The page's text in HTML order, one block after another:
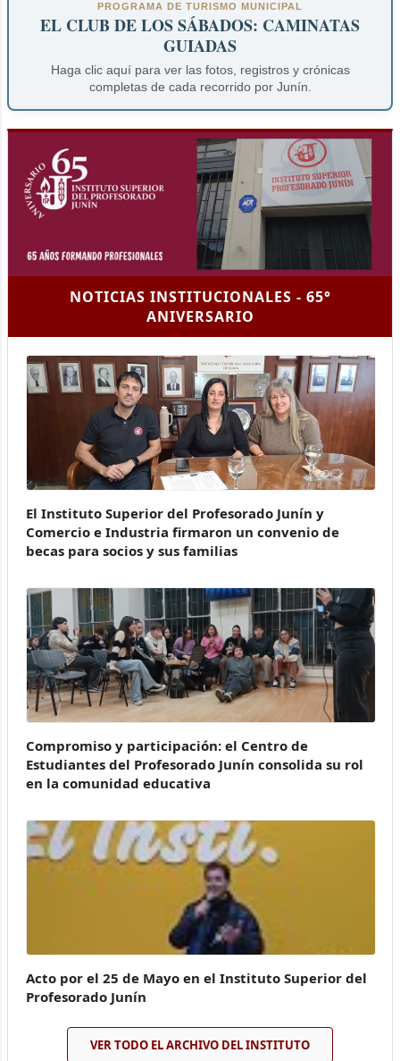
PROGRAMA DE TURISMO MUNICIPAL
EL CLUB DE LOS SÁBADOS: CAMINATAS
GUIADAS
Haga clic aquí para ver las fotos, registros y crónicas
completas de cada recorrido por Junín.
NOTICIAS INSTITUCIONALES - 65°
ANIVERSARIO
El Instituto Superior del Profesorado Junín y
Comercio e Industria firmaron un convenio de
becas para socios y sus familias
Compromiso y participación: el Centro de
Estudiantes del Profesorado Junín consolida su rol
en la comunidad educativa
Acto por el 25 de Mayo en el Instituto Superior del
Profesorado Junín
VER TODO EL ARCHIVO DEL INSTITUTO